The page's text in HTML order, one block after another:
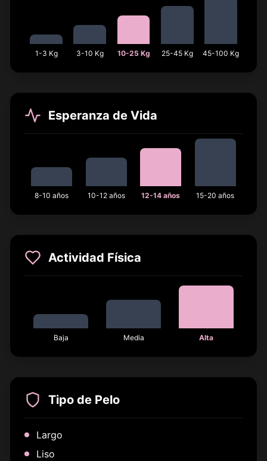
1-3 Kg 3-10 Kg 10-25 Kg 25-45 Kg 45-100 Kg
Esperanza de Vida
8-10 años 10-12 años 12-14 años 15-20 años
Actividad Física
Baja Media Alta
Tipo de Pelo
Largo
Liso